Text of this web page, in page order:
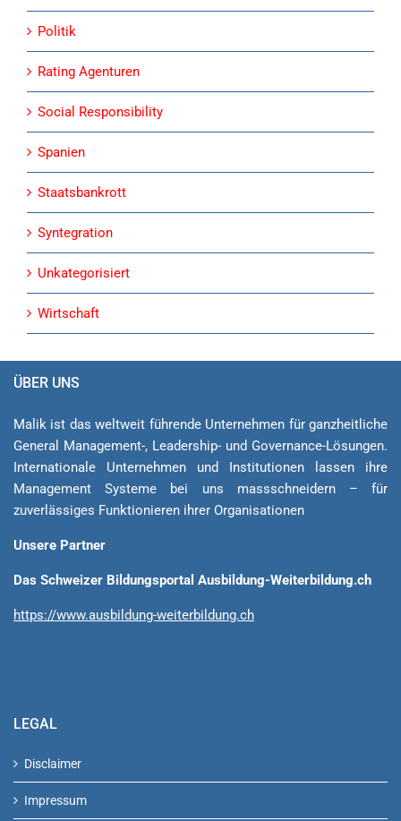
Politik
Rating Agenturen
Social Responsibility
Spanien
Staatsbankrott
Syntegration
Unkategorisiert
Wirtschaft
ÜBER UNS
Malik ist das weltweit führende Unternehmen für ganzheitliche
General Ma­na­ge­ment-, Lea­der­ship- und Governance-Lösungen.
Internationale Unternehmen und Institutionen lassen ihre
Management Sys­teme bei uns massschneidern – für
zuverlässiges Funktionieren ihrer Organisationen
Unsere Partner
Das Schweizer Bildungsportal Ausbildung-Weiterbildung.ch
https://www.ausbildung-weiterbildung.ch
LEGAL
Disclaimer
Impressum